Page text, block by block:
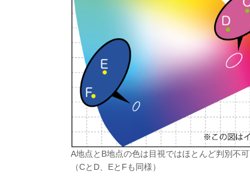
A地点とB地点の色は目視ではほとんど判別不可
（CとD、EとFも同様）